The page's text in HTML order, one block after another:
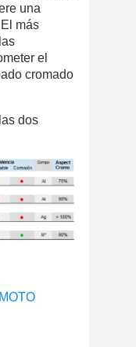
una
más
el
cromado
dos